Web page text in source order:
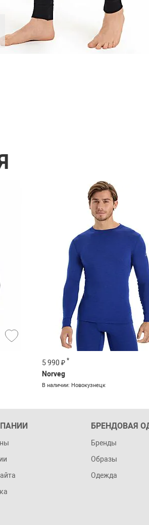
5 990 ₽ *
Norveg
В наличии: Новокузнецк
БРЕНДОВАЯ
Бренды
Образы
Одежда